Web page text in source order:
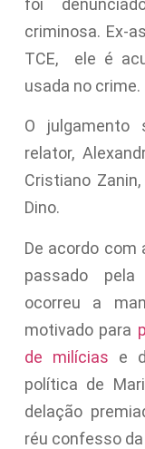
foi
criminosa. Ex-
TCE, ele é
usada no crime.
O julgamento
relator,
Cristiano
Dino.
De acordo com
passado
ocorreu a
motivado para
de milícias e
política de
delação
réu confesso